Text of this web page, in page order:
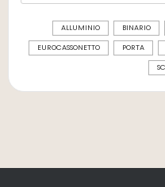
ALLUMINIO BINARIO
EUROCASSONETTO PORTA